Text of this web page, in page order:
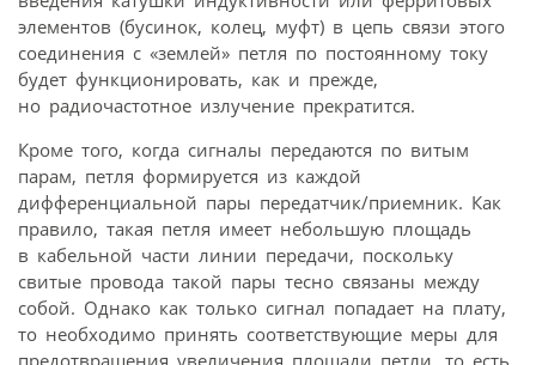
элементов (бусинок, колец, муфт) в цепь связи этого
соединения с «землей» петля по постоянному току
будет функционировать, как и прежде,
но радиочастотное излучение прекратится.
Кроме того, когда сигналы передаются по витым
парам, петля формируется из каждой
дифференциальной пары передатчик/приемник. Как
правило, такая петля имеет небольшую площадь
в кабельной части линии передачи, поскольку
свитые провода такой пары тесно связаны между
собой. Однако как только сигнал попадает на плату,
то необходимо принять соответствующие меры для
предотвращения увеличения площади петли, то есть